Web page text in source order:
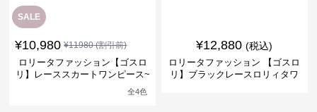
SALE
¥10,980 ¥11980(割引前)
ロリータファッション【ゴスロ
リ】レーススカートワンピース~
全4色
¥12,880 (税込)
ロリータファッション 【ゴスロ
リ】ブラックレースロリィタワ